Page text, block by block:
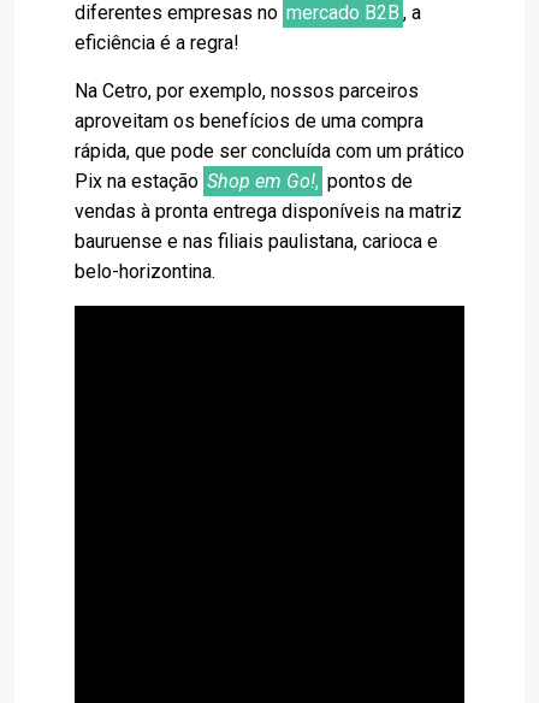
diferentes empresas no mercado B2B , a
eficiência é a regra!
Na Cetro, por exemplo, nossos parceiros
aproveitam os benefícios de uma compra
rápida, que pode ser concluída com um prático
Pix na estação Shop em Go!, pontos de
vendas à pronta entrega disponíveis na matriz
bauruense e nas filiais paulistana, carioca e
belo-horizontina.